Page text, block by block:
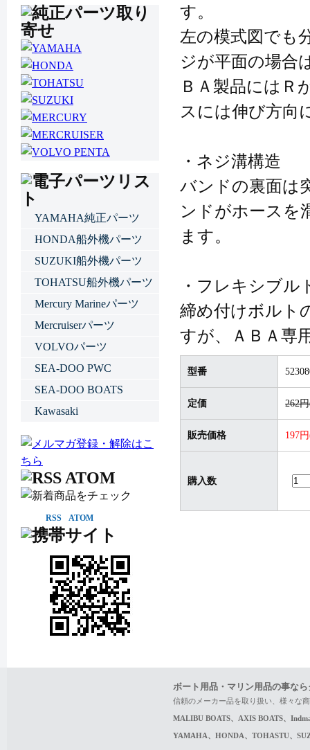
す。
左の模式図でも
ジが平面の場合
ＢＡ製品にはＲ
スには伸び方向
・ネジ溝構造
バンドの裏面は
ンドがホースを
ます。
・フレキシブル
締め付けボルト
すが、ＡＢＡ専
型番
定価 262
販売価格 197
購入数
YAMAHA純正パーツ
HONDA船外機パーツ
SUZUKI船外機パーツ
TOHATSU船外機パーツ
Mercury Marineパーツ
Mercruiserパーツ
VOLVOパーツ
SEA-DOO PWC
SEA-DOO BOATS
Kawasaki
RSS ATOM
ボート用品・マリン用品の事な
信頼のメーカー品を取り扱い、様々な
MALIBU BOATS、AXIS BOATS、
YAMAHA、HONDA、TOHASTU、